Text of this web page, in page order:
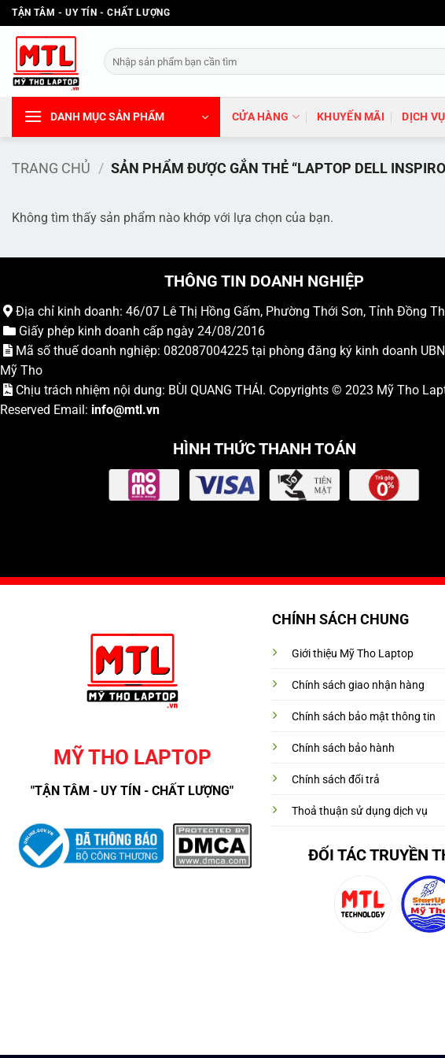
Bỏ
qua
dung
TẬN TÂM - UY TÍN - CHẤT LƯỢNG
Tìm
kiếm:
DANH MỤC SẢN PHẨM CỬA HÀNG KHUYẾN MÃI DỊCH
TRANG CHỦ / SẢN PHẨM ĐƯỢC GẮN THẺ “LAPTOP DELL
Không tìm thấy sản phẩm nào khớp với lựa chọn của bạn.
THÔNG TIN DOANH NGHIỆP
Địa chỉ kinh doanh: 46/07 Lê Thị Hồng Gấm, Phường Thới Sơn, Tỉnh Đồng
Giấy phép kinh doanh cấp ngày 24/08/2016
Mã số thuế doanh nghiệp: 082087004225 tại phòng đăng ký kinh doanh
Mỹ Tho
Chịu trách nhiệm nội dung: BÙI QUANG THÁI. Copyrights © 2023 Mỹ Tho
Reserved Email: info@mtl.vn
HÌNH THỨC THANH TOÁN
MỸ THO LAPTOP
"TẬN TÂM - UY TÍN - CHẤT LƯỢNG"
CHÍNH SÁCH CHUNG
Giới thiệu Mỹ Tho Laptop
Chính sách giao nhận hàng
Chính sách bảo mật thông tin
Chính sách bảo hành
Chính sách đổi trả
Thoả thuận sử dụng dịch vụ
ĐỐI TÁC TRUYỀN